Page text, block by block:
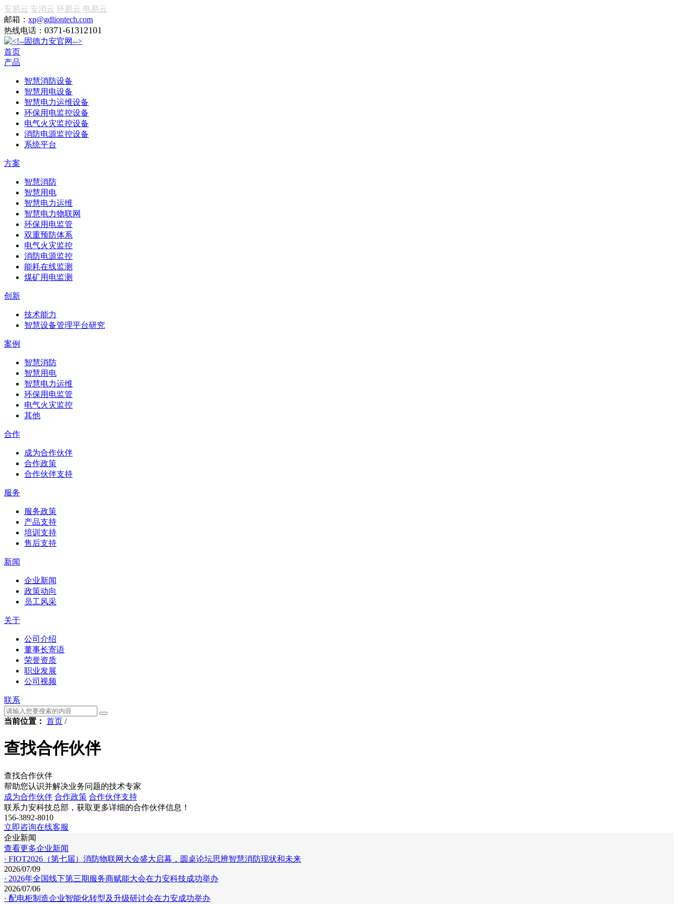
安易云 安消云 环易云 电易云
邮箱： xp@gdliontech.com
热线电话： 0371-61312101
首页
产品
智慧消防设备
智慧用电设备
智慧电力运维设备
环保用电监控设备
电气火灾监控设备
消防电源监控设备
系统平台
方案
智慧消防
智慧用电
智慧电力运维
智慧电力物联网
环保用电监管
双重预防体系
电气火灾监控
消防电源监控
能耗在线监测
煤矿用电监测
创新
技术能力
智慧设备管理平台研究
案例
智慧消防
智慧用电
智慧电力运维
环保用电监管
电气火灾监控
其他
合作
成为合作伙伴
合作政策
合作伙伴支持
服务
服务政策
产品支持
培训支持
售后支持
新闻
企业新闻
政策动向
员工风采
关于
公司介绍
董事长寄语
荣誉资质
职业发展
公司视频
联系
当前位置： 首页 /
查找合作伙伴
查找合作伙伴
帮助您认识并解决业务问题的技术专家
成为合作伙伴 合作政策 合作伙伴支持
联系力安科技总部，获取更多详细的合作伙伴信息！
156-3892-8010
立即咨询在线客服
企业新闻
查看更多企业新闻
· FIOT2026（第七届）消防物联网大会盛大启幕，圆桌论坛思辨智慧消防现状和未来
2026/07/09
· 2026年全国线下第三期服务商赋能大会在力安科技成功举办
2026/07/06
· 配电柜制造企业智能化转型及升级研讨会在力安成功举办